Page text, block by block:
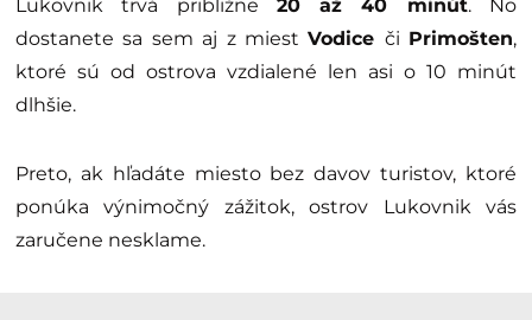
Lukovnik trvá približne 20 až 40 minút. No
dostanete sa sem aj z miestVodice či Primošten,
ktoré sú od ostrova vzdialené len asi o 10 minút
dlhšie.
Preto, ak hľadáte miesto bez davov turistov, ktoré
ponúka výnimočný zážitok, ostrov Lukovnik vás
zaručene nesklame.